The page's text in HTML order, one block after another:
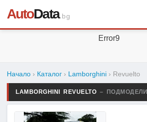
AutoData.bg
Error9
Начало › Каталог › Lamborghini › Revuelto
LAMBORGHINI REVUELTO – ПОДМОДЕЛИ